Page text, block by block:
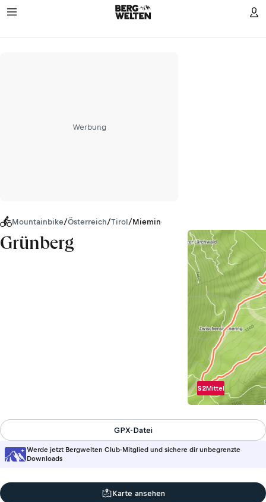
Werbung
Mountainbike/Österreich/Tirol/Mieminger Kette
Grünberg
S2Mittel
Werde jetzt Bergwelten Club-Mitglied und sichere dir unbegrenzte
Downloads
GPX-Datei
Karte ansehen